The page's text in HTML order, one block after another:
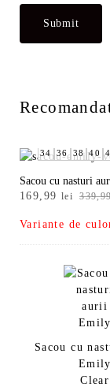
34 36 38 40
Sacou cu nasturi
Prețul
a
fost:
169,99 lei
Prețul
este:
169,99 lei.
Variante de
Sacou cu
Emily
Clear